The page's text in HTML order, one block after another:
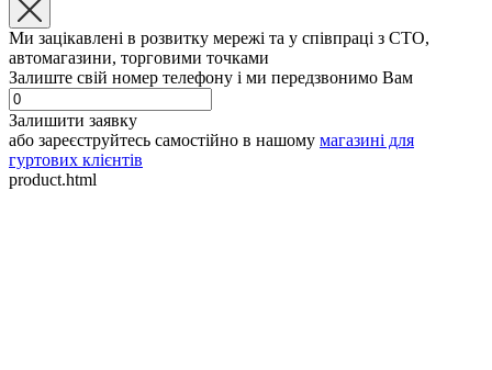
Ми зацікавлені в розвитку мережі та у співпраці з СТО,
автомагазини, торговими точками
Залиште свій номер телефону і ми передзвонимо Вам
Залишити заявку
або зареєструйтесь самостійно в нашому магазині для
гуртових клієнтів
product.html